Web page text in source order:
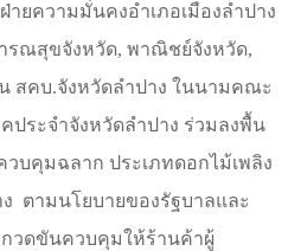
ฝ่ายความมั่นคงอำเภอเมืองลำปาง
รณสุขจังหวัด, พาณิชย์จังหวัด,
สคบ.จังหวัดลำปาง ในนามคณะ
ประจำจังหวัดลำปาง ร่วมลงพื้น
บคุมฉลาก ประเภทดอกไม้เพลิง
ตามนโยบายของรัฐบาลและ
วดขันควบคุมให้ร้านค้าผู้